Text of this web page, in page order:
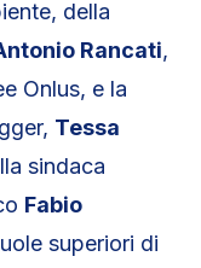
della
Rancati,
Onlus, e la
Tessa
sindaca
Fabio
superiori di